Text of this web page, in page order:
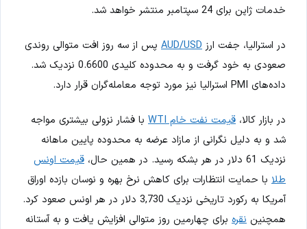
خدمات ژاپن برای 24 سپتامبر منتشر خواهد شد.
در استرالیا، جفت ارز AUD/USD پس از سه روز افت متوالی روندی
صعودی به خود گرفت و به محدوده کلیدی 0.6600 نزدیک شد.
داده‌های PMI استرالیا نیز مورد توجه معامله‌گران قرار دارد.
در بازار کالا، قیمت نفت خام WTI
با فشار نزولی بیشتری مواجه
شد و به دلیل نگرانی از مازاد عرضه به محدوده پایین ماهانه
نزدیک 61 دلار در هر بشکه رسید. در همین حال،
قیمت اونس
طلا با حمایت انتظارات برای کاهش نرخ بهره و نوسان بازده اوراق
آمریکا به رکورد تاریخی نزدیک 3,730 دلار در هر اونس صعود کرد.
همچنین نقره برای چهارمین روز متوالی افزایش یافت و به آستانه